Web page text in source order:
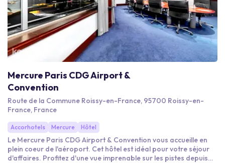
Mercure Paris CDG Airport &
Convention
Route de la Commune Roissy-en-France, 95700 Roissy-en-
France, France
Accorhotels Mercure Hôtel
Le Mercure Paris CDG Airport & Convention vous accueille en
plein coeur de l'aéroport. Cet hôtel est idéal pour votre séjour
d'affaires. Profitez d'une vue imprenable sur les pistes depuis